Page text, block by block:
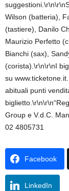
Wilson (batteria),
(tastiere), Danilo
Maurizio Perfetto
Bianchi (sax),
(corista).\r\n\r\nI
su
abituali punti
Group e V.d.C.
02 4805731
Facebook
LinkedIn